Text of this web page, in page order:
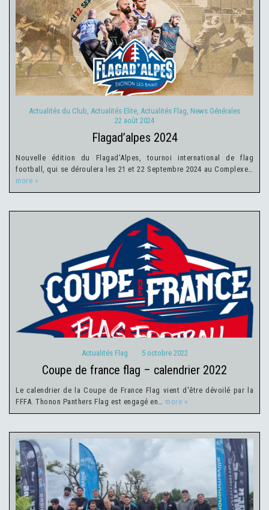
Actualités du Club Actualités Elite Actualités Flag News
Générales
22 août 2024
Actualités du Club, Actualités Elite, Actualités Flag, News Générales
22 août 2024
flagad’alpes 2024
Nouvelle édition du Flagad'Alpes, tournoi international de flag
football, qui se déroulera les 21 et 22 Septembre 2024 au Complexe…
more »
Actualités Flag 5 octobre 2022
Actualités Flag 5 octobre 2022
coupe de france flag – calendrier 2022
Le calendrier de la Coupe de France Flag vient d'être dévoilé par la
FFFA. Thonon Panthers Flag est engagé en… more »